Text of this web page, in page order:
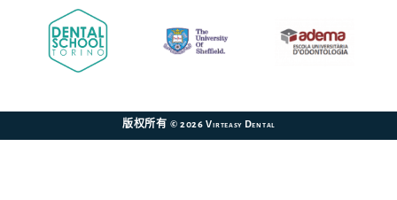
版权所有 © 2026 Virteasy Dental